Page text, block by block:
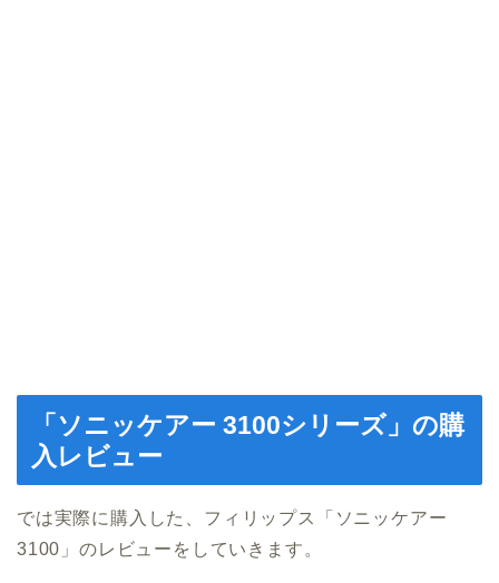
「ソニッケアー 3100シリーズ」の購
入レビュー
では実際に購入した、フィリップス「ソニッケアー
3100」のレビューをしていきます。